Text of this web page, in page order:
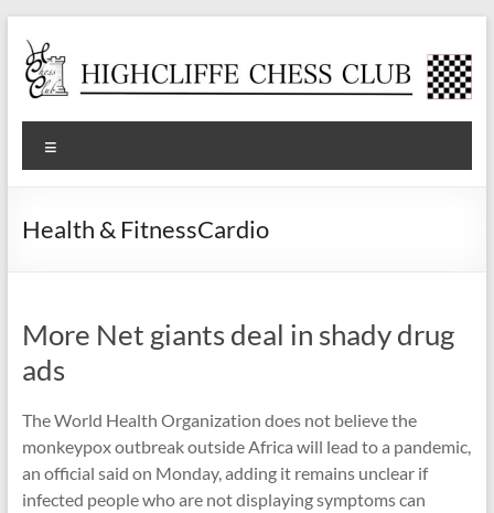
content
Highcliffe
Chess
Club
club
social
and
tournament
players
Health & FitnessCardio
More Net giants deal in shady drug
ads
The World Health Organization does not believe the
monkeypox outbreak outside Africa will lead to a pandemic,
an official said on Monday, adding it remains unclear if
infected people who are not displaying symptoms can